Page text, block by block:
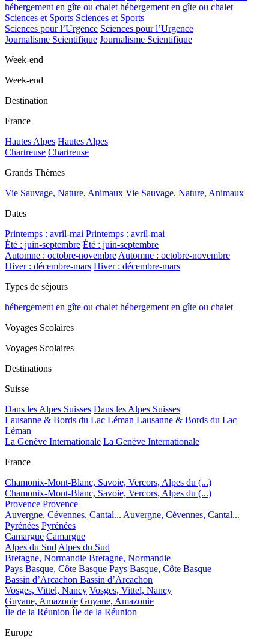
hébergement en gîte ou chalet hébergement en gîte ou chalet
Sciences et Sports Sciences et Sports
Sciences pour l’Urgence Sciences pour l’Urgence
Journalisme Scientifique Journalisme Scientifique
Week-end
Week-end
Destination
France
Hautes Alpes Hautes Alpes
Chartreuse Chartreuse
Grands Thèmes
Vie Sauvage, Nature, Animaux Vie Sauvage, Nature, Animaux
Dates
Printemps : avril-mai Printemps : avril-mai
Été : juin-septembre Été : juin-septembre
Automne : octobre-novembre Automne : octobre-novembre
Hiver : décembre-mars Hiver : décembre-mars
Types de séjours
hébergement en gîte ou chalet hébergement en gîte ou chalet
Voyages Scolaires
Voyages Scolaires
Destinations
Suisse
Dans les Alpes Suisses Dans les Alpes Suisses
Lausanne & Bords du Lac Léman Lausanne & Bords du Lac
Léman
La Genève Internationale La Genève Internationale
France
Chamonix-Mont-Blanc, Savoie, Vercors, Alpes du (...)
Chamonix-Mont-Blanc, Savoie, Vercors, Alpes du (...)
Provence Provence
Auvergne, Cévennes, Cantal... Auvergne, Cévennes, Cantal...
Pyrénées Pyrénées
Camargue Camargue
Alpes du Sud Alpes du Sud
Bretagne, Normandie Bretagne, Normandie
Pays Basque, Côte Basque Pays Basque, Côte Basque
Bassin d’Arcachon Bassin d’Arcachon
Vosges, Vittel, Nancy Vosges, Vittel, Nancy
Guyane, Amazonie Guyane, Amazonie
Île de la Réunion Île de la Réunion
Europe